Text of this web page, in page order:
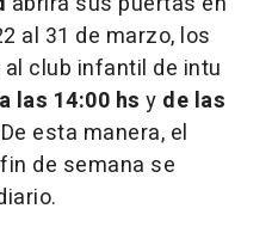
al 31 de marzo, los
club infantil de intu
las 14:00 hs y de las
esta manera, el
de semana se